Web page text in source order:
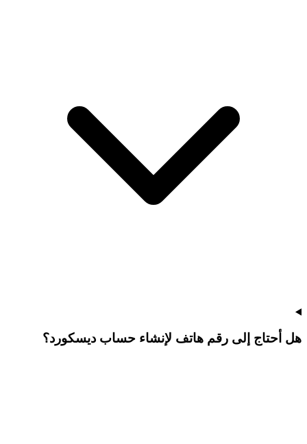
هل أحتاج إلى رقم هاتف لإنشاء حساب ديسكورد؟